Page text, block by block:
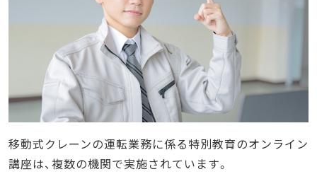
移動式クレーンの運転業務に係る特別教育のオンライン
講座は、複数の機関で実施されています。